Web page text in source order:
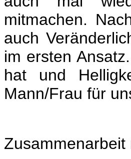
mitmachen.
auch
im ersten
hat und
Mann/Frau für